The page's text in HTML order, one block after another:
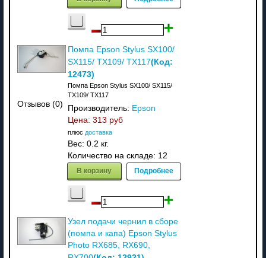
Отзывов (0)
Помпа Epson Stylus SX100/
SX115/ TX109/ TX117(Код:
12473)
Помпа Epson Stylus SX100/ SX115/
TX109/ TX117
Производитель: Epson
Цена: 313 руб
плюс доставка
Вес: 0.2 кг.
Количество на складе: 12
В корзину Подробнее
Узел подачи чернил в сборе
(помпа и капа) Epson Stylus
Photo RX685, RX690,